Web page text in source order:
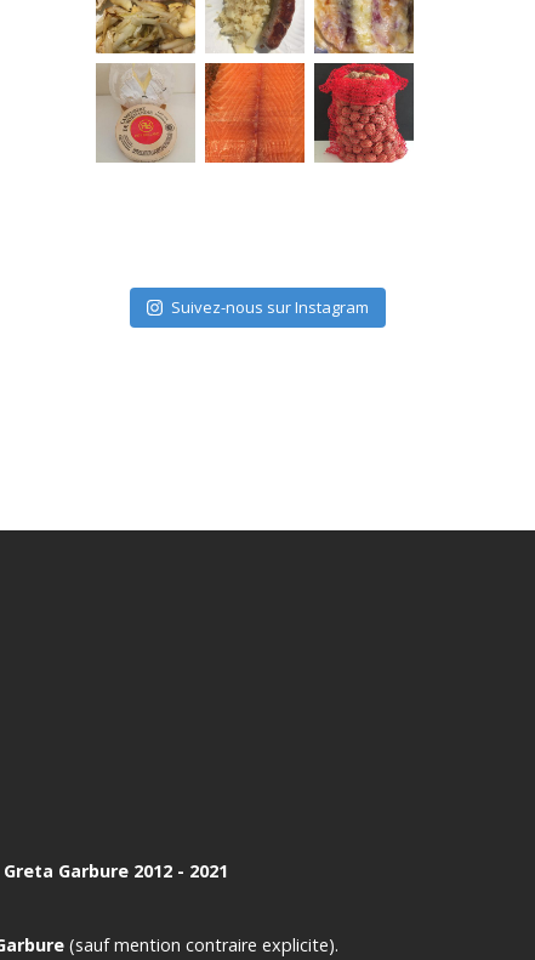
Suivez-nous sur Instagram
Garbure 2012 - 2021
(sauf mention contraire explicite).